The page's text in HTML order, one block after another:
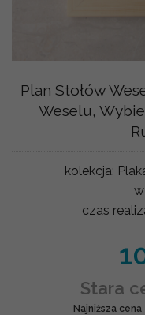
Plan Stołów
Weselu,
kolekcja:
czas
Stara
Najniższa